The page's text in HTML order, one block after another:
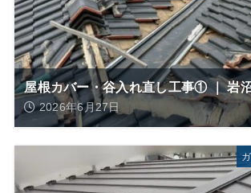
屋根カバー・谷入れ直し工事① ｜ 岩
2026年6月27日